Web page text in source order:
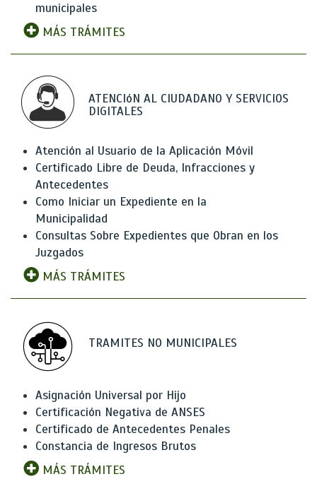
municipales
MÁS TRÁMITES
ATENCIóN AL CIUDADANO Y SERVICIOS
DIGITALES
Atención al Usuario de la Aplicación Móvil
Certificado Libre de Deuda, Infracciones y
Antecedentes
Como Iniciar un Expediente en la
Municipalidad
Consultas Sobre Expedientes que Obran en los
Juzgados
MÁS TRÁMITES
TRAMITES NO MUNICIPALES
Asignación Universal por Hijo
Certificación Negativa de ANSES
Certificado de Antecedentes Penales
Constancia de Ingresos Brutos
MÁS TRÁMITES